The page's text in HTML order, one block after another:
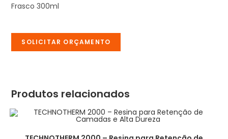
Frasco 300ml
SOLICITAR ORÇAMENTO
Produtos relacionados